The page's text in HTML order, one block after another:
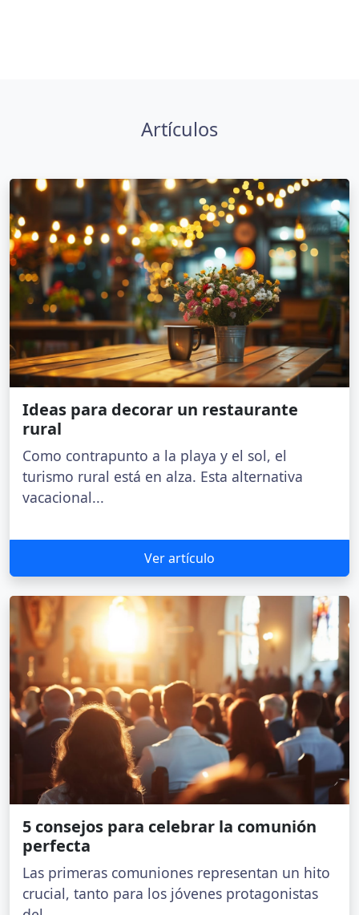
Artículos
Ideas para decorar un restaurante
rural
Como contrapunto a la playa y el sol, el
turismo rural está en alza. Esta alternativa
vacacional...
Ver artículo
5 consejos para celebrar la comunión
perfecta
Las primeras comuniones representan un hito
crucial, tanto para los jóvenes protagonistas